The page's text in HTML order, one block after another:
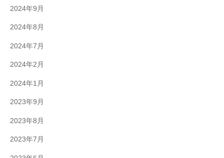
2024年9月
2024年8月
2024年7月
2024年2月
2024年1月
2023年9月
2023年8月
2023年7月